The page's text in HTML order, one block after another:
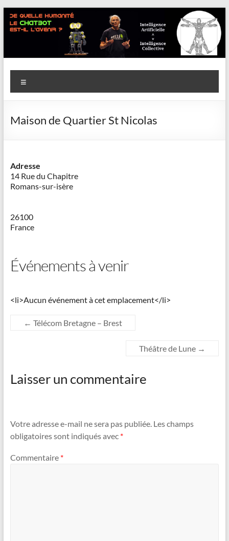
Aller
au
contenu
Savoir
en
actes
Cazeneuve
Maison de Quartier St Nicolas
Adresse
14 Rue du Chapitre
Romans-sur-isère
26100
France
Événements à venir
<li>Aucun événement à cet emplacement</li>
← Télécom Bretagne – Brest
Théâtre de Lune →
Laisser un commentaire
Votre adresse e-mail ne sera pas publiée. Les champs
obligatoires sont indiqués avec *
Commentaire *